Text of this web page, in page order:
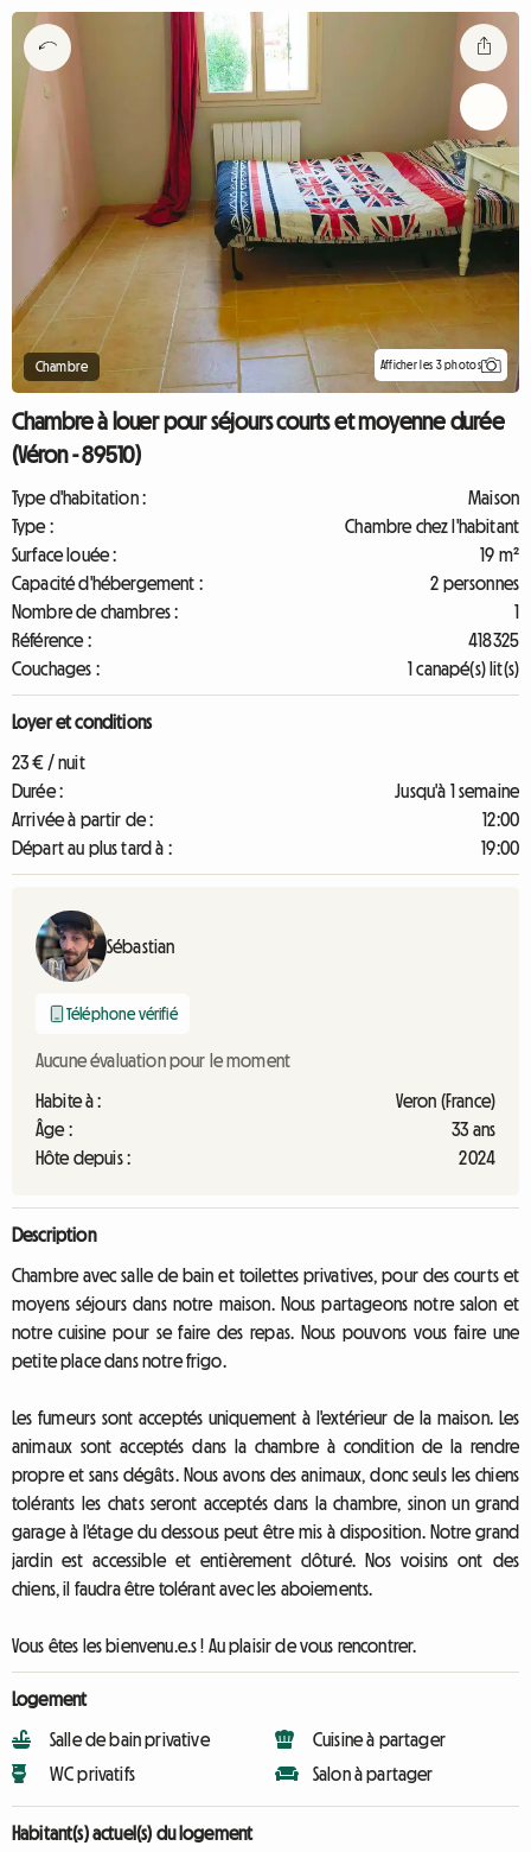
Chambre Afficher les 3 photos
Chambre à louer pour séjours courts et moyenne durée
(Véron - 89510)
Type d'habitation :
Maison
Type :
Chambre chez l'habitant
Surface louée :
19 m²
Capacité d'hébergement :
2 personnes
Nombre de chambres :
1
Référence :
418325
Couchages :
1 canapé(s) lit(s)
Loyer et conditions
23 € / nuit
Durée :
Jusqu'à 1 semaine
Arrivée à partir de :
12:00
Départ au plus tard à :
19:00
Sébastian
Téléphone vérifié
Aucune évaluation pour le moment
Habite à :
Veron (France)
Âge :
33 ans
Hôte depuis :
2024
Description
Chambre avec salle de bain et toilettes privatives, pour des courts et
moyens séjours dans notre maison. Nous partageons notre salon et
notre cuisine pour se faire des repas. Nous pouvons vous faire une
petite place dans notre frigo.
Les fumeurs sont acceptés uniquement à l'extérieur de la maison. Les
animaux sont acceptés dans la chambre à condition de la rendre
propre et sans dégâts. Nous avons des animaux, donc seuls les chiens
tolérants les chats seront acceptés dans la chambre, sinon un grand
garage à l'étage du dessous peut être mis à disposition. Notre grand
jardin est accessible et entièrement clôturé. Nos voisins ont des
chiens, il faudra être tolérant avec les aboiements.
Vous êtes les bienvenu.e.s ! Au plaisir de vous rencontrer.
Logement
Salle de bain privative
WC privatifs
Cuisine à partager
Salon à partager
Habitant(s) actuel(s) du logement